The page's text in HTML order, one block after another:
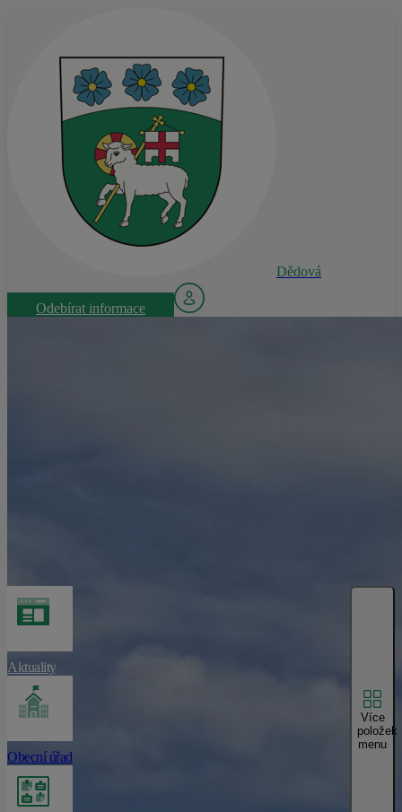
Dědová
Odebírat informace
Aktuality
Obecní úřad
Více
položek
menu